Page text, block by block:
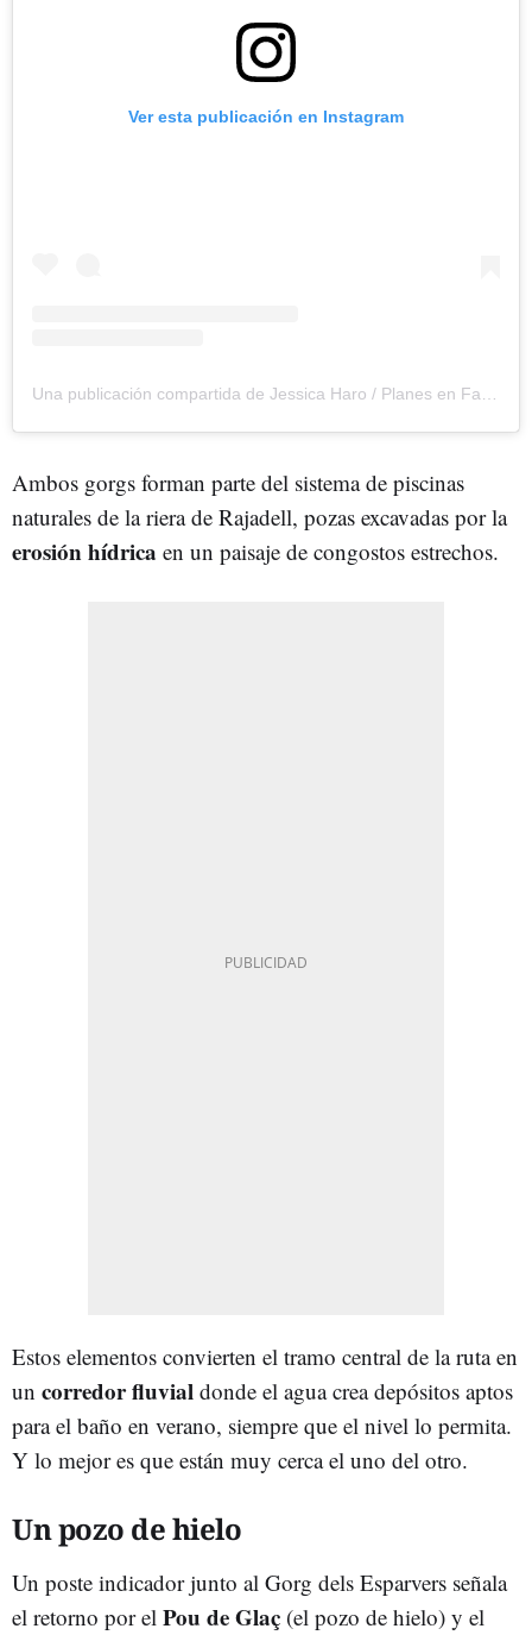
Ver esta publicación en Instagram
Una publicación compartida de Jessica Haro / Planes en Familia (@planes.en.familia)
Ambos gorgs forman parte del sistema de piscinas
naturales de la riera de Rajadell, pozas excavadas por la
erosión hídrica en un paisaje de congostos estrechos.
Estos elementos convierten el tramo central de la ruta en
un corredor fluvial donde el agua crea depósitos aptos
para el baño en verano, siempre que el nivel lo permita.
Y lo mejor es que están muy cerca el uno del otro.
Un pozo de hielo
Un poste indicador junto al Gorg dels Esparvers señala
el retorno por el Pou de Glaç (el pozo de hielo) y el